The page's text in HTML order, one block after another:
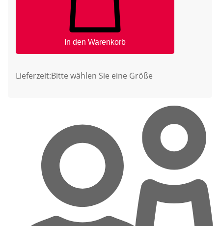
In den Warenkorb
Lieferzeit:Bitte wählen Sie eine Größe